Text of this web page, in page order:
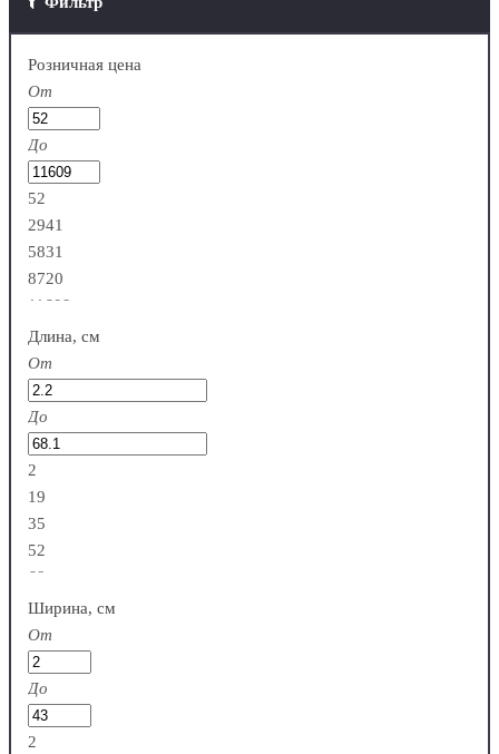
Розничная цена
От
До
52
2941
5831
8720
11609
Длина, см
От
До
2
19
35
52
68
Ширина, см
От
До
2